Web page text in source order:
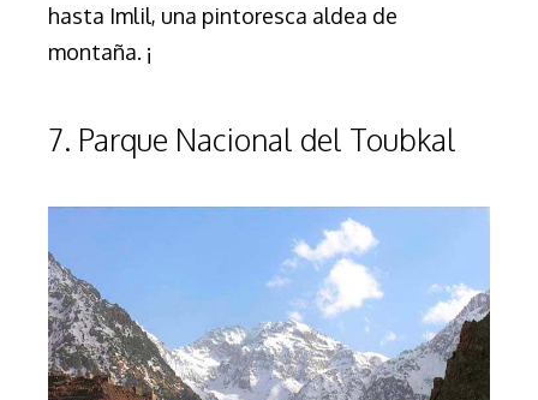
hasta Imlil, una pintoresca aldea de
montaña. ¡
7. Parque Nacional del Toubkal